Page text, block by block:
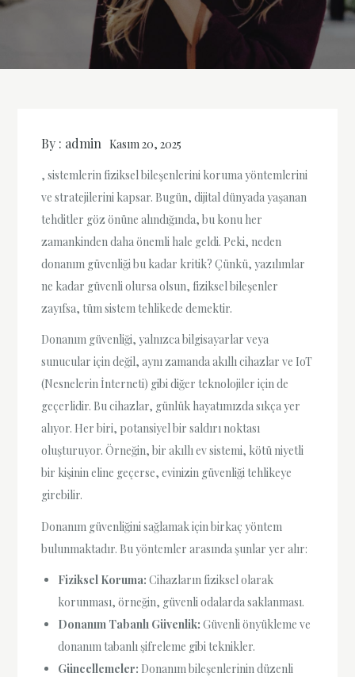
By : admin Kasım 20, 2025
, sistemlerin fiziksel bileşenlerini koruma yöntemlerini
ve stratejilerini kapsar. Bugün, dijital dünyada yaşanan
tehditler göz önüne alındığında, bu konu her
zamankinden daha önemli hale geldi. Peki, neden
donanım güvenliği bu kadar kritik? Çünkü, yazılımlar
ne kadar güvenli olursa olsun, fiziksel bileşenler
zayıfsa, tüm sistem tehlikede demektir.
Donanım güvenliği, yalnızca bilgisayarlar veya
sunucular için değil, aynı zamanda akıllı cihazlar ve IoT
(Nesnelerin İnterneti) gibi diğer teknolojiler için de
geçerlidir. Bu cihazlar, günlük hayatımızda sıkça yer
alıyor. Her biri, potansiyel bir saldırı noktası
oluşturuyor. Örneğin, bir akıllı ev sistemi, kötü niyetli
bir kişinin eline geçerse, evinizin güvenliği tehlikeye
girebilir.
Donanım güvenliğini sağlamak için birkaç yöntem
bulunmaktadır. Bu yöntemler arasında şunlar yer alır:
Fiziksel Koruma: Cihazların fiziksel olarak
korunması, örneğin, güvenli odalarda saklanması.
Donanım Tabanlı Güvenlik: Güvenli önyükleme ve
donanım tabanlı şifreleme gibi teknikler.
Güncellemeler: Donanım bileşenlerinin düzenli